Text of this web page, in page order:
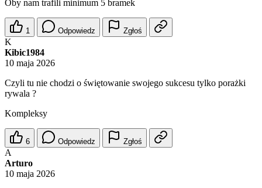
Oby nam trafili minimum 5 bramek
1 Odpowiedz Zgłoś
K
Kibic1984
10 maja 2026
Czyli tu nie chodzi o świętowanie swojego sukcesu tylko porażki
rywala ?
Kompleksy
6 Odpowiedz Zgłoś
A
Arturo
10 maja 2026